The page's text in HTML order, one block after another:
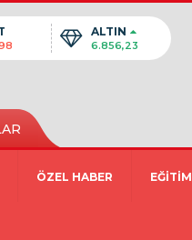
ALTIN
6.856,23
ÖZEL HABER EĞİTİM